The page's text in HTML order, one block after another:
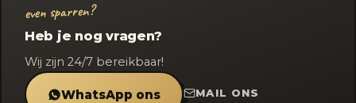
even sparren?
Heb je nog vragen?
Wij zijn 24/7 bereikbaar!
WhatsApp ons MAIL ONS